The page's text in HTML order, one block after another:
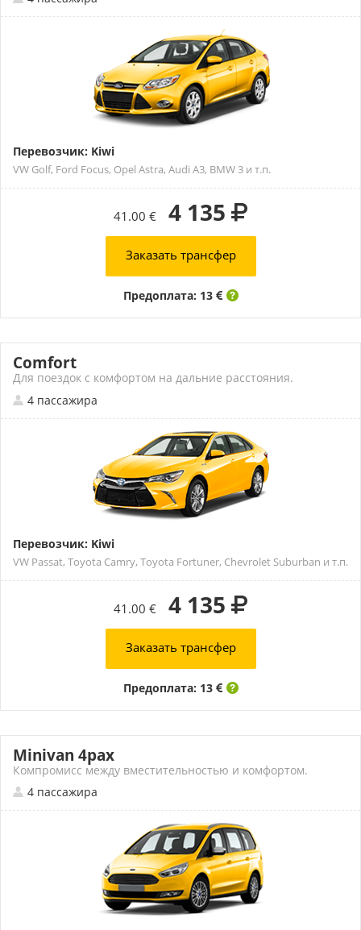
Перевозчик: Kiwi
VW Golf, Ford Focus, Opel Astra, Audi A3, BMW 3 и т.п.
41.00 € 4 135
Заказать трансфер
Предоплата: 13
Comfort
Для поездок с комфортом на дальние расстояния.
4 пассажира
Перевозчик: Kiwi
VW Passat, Toyota Camry, Toyota Fortuner, Chevrolet Suburban и т.п.
41.00 € 4 135
Заказать трансфер
Предоплата: 13
Minivan 4pax
Компромисс между вместительностью и комфортом.
4 пассажира